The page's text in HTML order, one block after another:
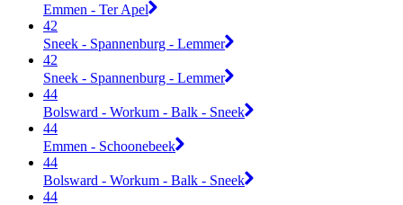
Emmen - Ter Apel
42
Sneek - Spannenburg - Lemmer
42
Sneek - Spannenburg - Lemmer
44
Bolsward - Workum - Balk - Sneek
44
Emmen - Schoonebeek
44
Bolsward - Workum - Balk - Sneek
44